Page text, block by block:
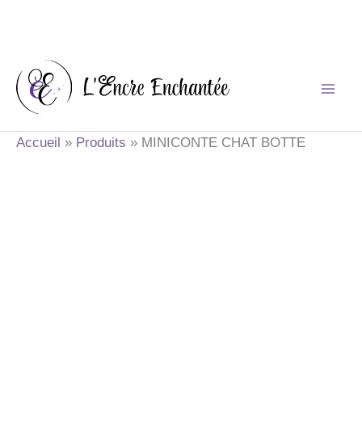
contenu
Accueil Produits MINICONTE CHAT BOTTE